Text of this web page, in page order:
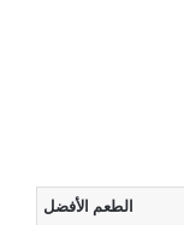
الطعم الأفضل